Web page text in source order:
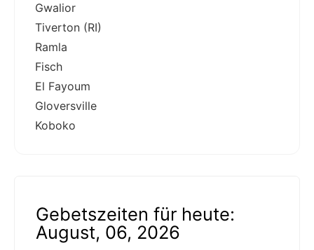
Gwalior
Tiverton (RI)
Ramla
Fisch
El Fayoum
Gloversville
Koboko
Gebetszeiten für heute:
August, 06, 2026